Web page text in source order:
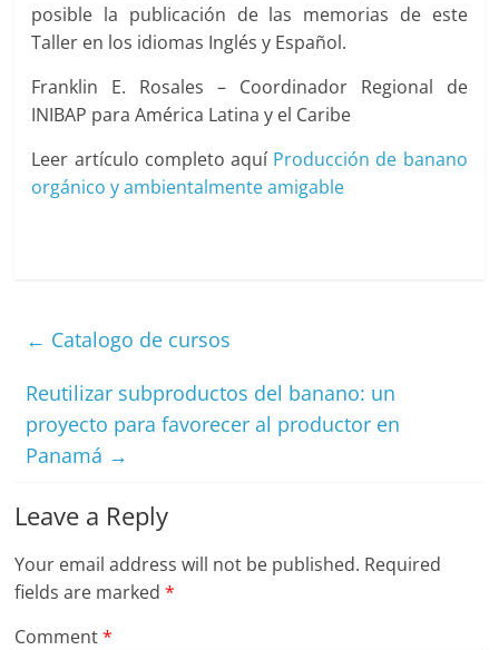
posible la publicación de las memorias de este
Taller en los idiomas Inglés y Español.
Franklin E. Rosales – Coordinador Regional de
INIBAP para América Latina y el Caribe
Leer artículo completo aquí Producción de banano
orgánico y ambientalmente amigable
← Catalogo de cursos
Reutilizar subproductos del banano: un
proyecto para favorecer al productor en
Panamá →
Leave a Reply
Your email address will not be published. Required
fields are marked*
Comment*